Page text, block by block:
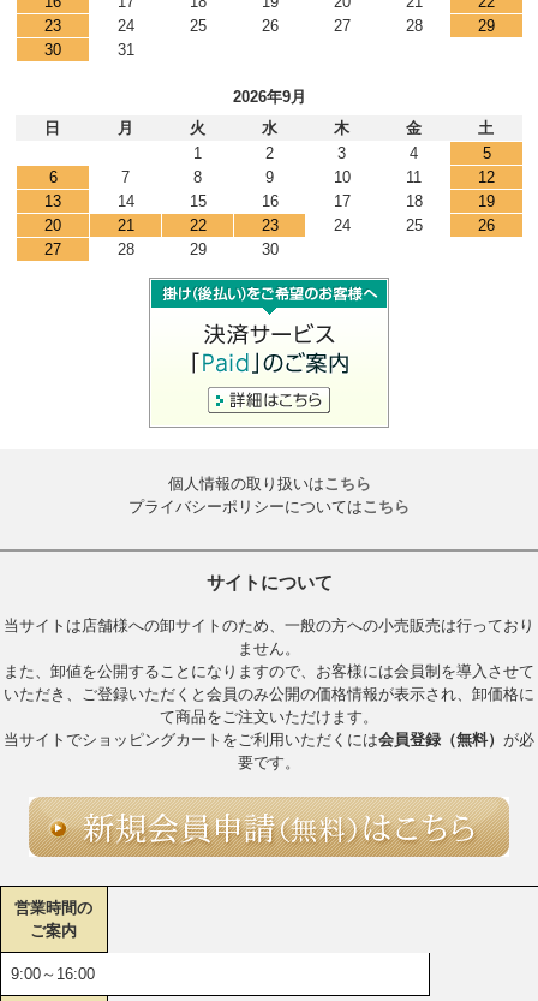
23
24 25 26 27 28
29
30
31
2026年9月
日
月 火 水 木 金
土
1
2 3 4
5
6
7 8 9 10 11
12
13
14 15 16 17 18
19
20
21 22 23 24 25
26
27
28 29 30
個人情報の取り扱いはこちら
プライバシーポリシーについてはこちら
サイトについて
当サイトは店舗様への卸サイトのため、一般の方への小売販売は行っており
ません。
また、卸値を公開することになりますので、お客様には会員制を導入させて
いただき、ご登録いただくと会員のみ公開の価格情報が表示され、卸価格に
て商品をご注文いただけます。
当サイトでショッピングカートをご利用いただくには会員登録（無料） が必
要です。
営業時間の
ご案内
9:00～16:00